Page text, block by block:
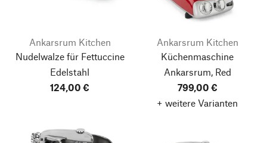
Ankarsrum Kitchen
Nudelwalze für Fettuccine
Edelstahl
124,00 €
Ankarsrum Kitchen
Küchenmaschine
Ankarsrum, Red
799,00 €
+ weitere Varianten